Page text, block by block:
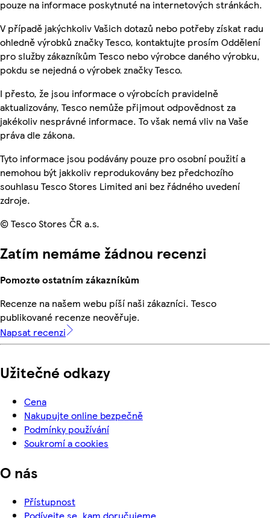
pouze na informace poskytnuté na internetových stránkách.
V případě jakýchkoliv Vašich dotazů nebo potřeby získat radu
ohledně výrobků značky Tesco, kontaktujte prosím Oddělení
pro služby zákazníkům Tesco nebo výrobce daného výrobku,
pokdu se nejedná o výrobek značky Tesco.
I přesto, že jsou informace o výrobcích pravidelně
aktualizovány, Tesco nemůže přijmout odpovědnost za
jakékoliv nesprávné informace. To však nemá vliv na Vaše
práva dle zákona.
Tyto informace jsou podávány pouze pro osobní použití a
nemohou být jakkoliv reprodukovány bez předchozího
souhlasu Tesco Stores Limited ani bez řádného uvedení
zdroje.
© Tesco Stores ČR a.s.
Zatím nemáme žádnou recenzi
Pomozte ostatním zákazníkům
Recenze na našem webu píší naši zákazníci. Tesco
publikované recenze neověřuje.
Napsat recenzi
Užitečné odkazy
Cena
Nakupujte online bezpečně
Podmínky používání
Soukromí a cookies
O nás
Přístupnost